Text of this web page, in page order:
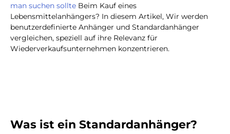
man suchen sollte Beim Kauf eines
Lebensmittelanhängers? In diesem Artikel, Wir werden
benutzerdefinierte Anhänger und Standardanhänger
vergleichen, speziell auf ihre Relevanz für
Wiederverkaufsunternehmen konzentrieren.
Was ist ein Standardanhänger?